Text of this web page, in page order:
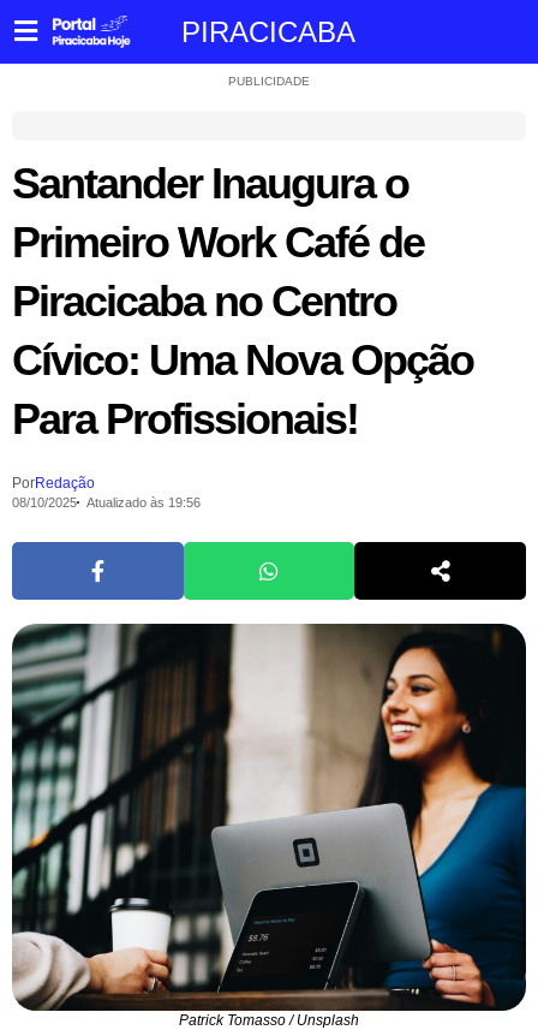
PIRACICABA
PUBLICIDADE
Santander Inaugura o
Primeiro Work Café de
Piracicaba no Centro
Cívico: Uma Nova Opção
Para Profissionais!
PorRedação
08/10/2025 Atualizado às 19:56
Patrick Tomasso / Unsplash